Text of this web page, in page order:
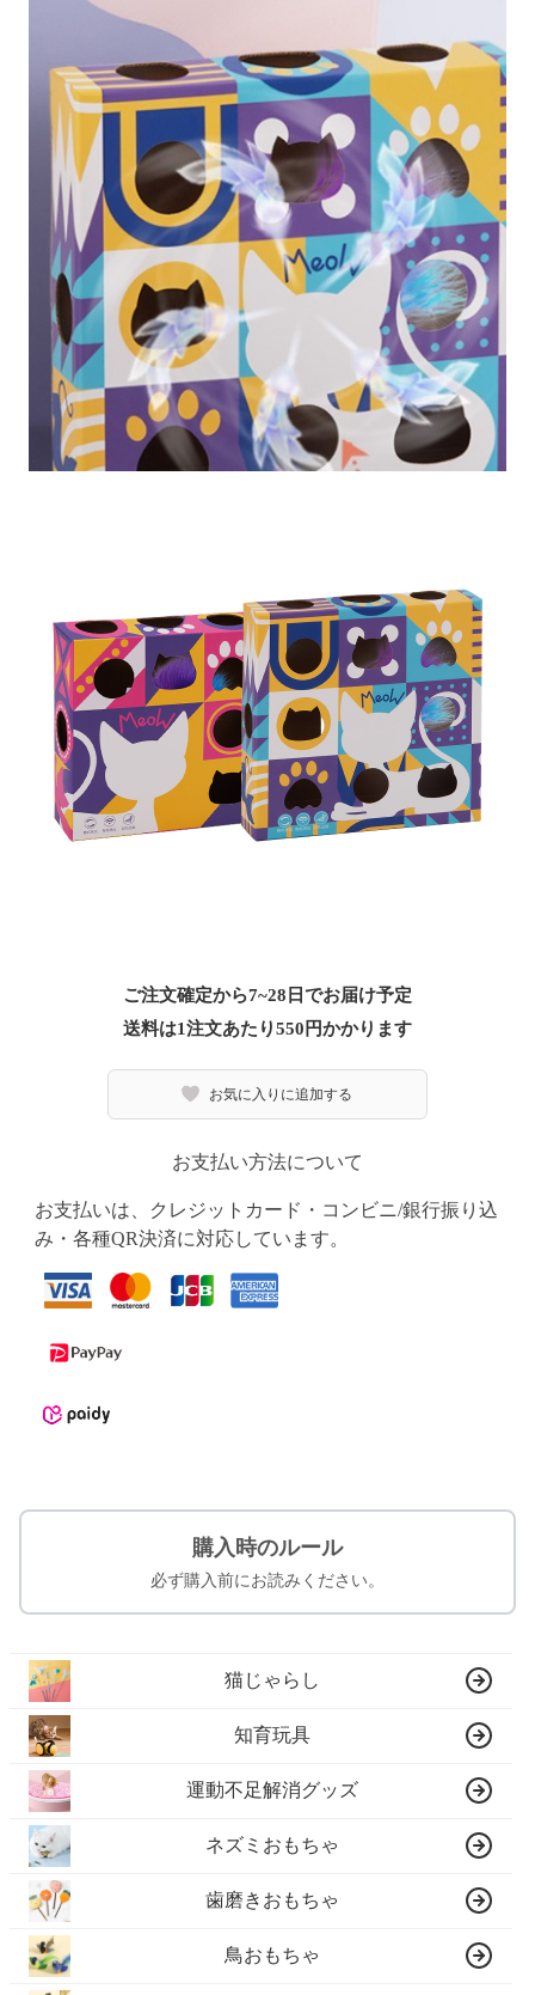
ご注文確定から7~28日でお届け予定
送料は1注文あたり550 円かかります
お気に入りに追加する
お支払い方法について
お支払いは、クレジットカード・コンビニ/銀行振り込
み・各種QR決済に対応しています。
購入時のルール
必ず購入前にお読みください。
猫じゃらし
知育玩具
運動不足解消グッズ
ネズミおもちゃ
歯磨きおもちゃ
鳥おもちゃ